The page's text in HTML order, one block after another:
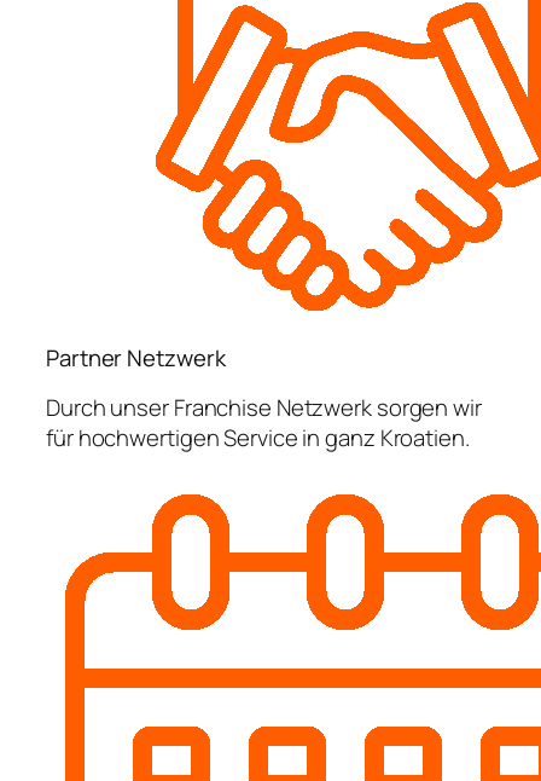
Partner Netzwerk
Durch unser Franchise Netzwerk sorgen wir
für hochwertigen Service in ganz Kroatien.